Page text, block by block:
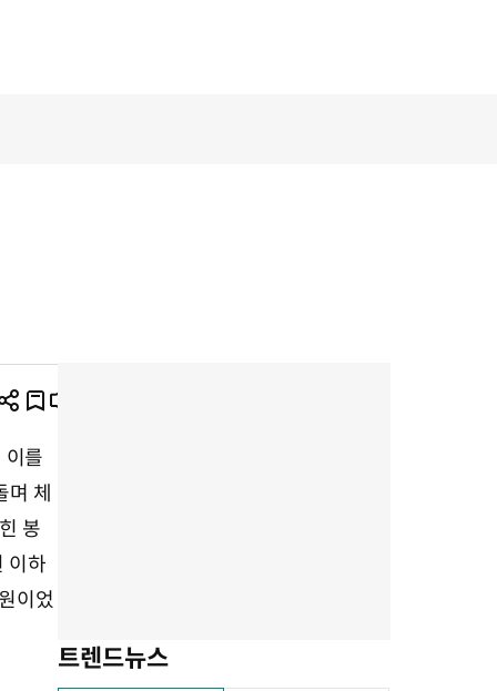
겨
기 기
이를
체
봉
이하
이었
트렌드뉴스